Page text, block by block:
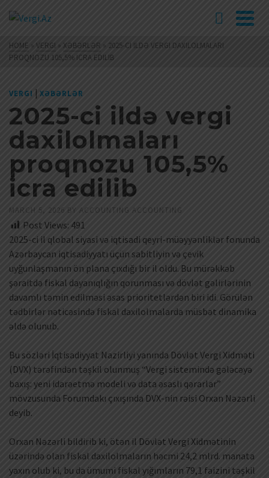
HOME » VERGI » XƏBƏRLƏR » 2025-CI ILDƏ VERGI DAXILOLMALARI
PROQNOZU 105,5% ICRA EDILIB
VERGI | XƏBƏRLƏR
2025-ci ildə vergi
daxilolmaları
proqnozu 105,5%
icra edilib
MARCH 5, 2026 BY ACCOUNTING ACCOUNTING
Post Views: 491
2025-ci il qlobal siyasi və iqtisadi qeyri-müəyyənliklər fonunda
Azərbaycan iqtisadiyyatı üçün sabitliyin və çevik
uyğunlaşmanın ön plana çıxdığı bir il oldu. Bu mürəkkəb
şəraitdə fiskal dayanıqlığın qorunması və dövlət gəlirlərinin
davamlı təmin edilməsi əsas prioritetlərdən biri idi. Görülən
tədbirlər nəticəsində fiskal daxilolmalarda müsbət dinamika
əldə olunub.
Bu sözləri İqtisadiyyat Nazirliyi yanında Dövlət Vergi Xidməti
(DVX) tərəfindən təşkil olunmuş “Vergi sistemində gələcəyə
baxış: yeni idarəetmə modeli və data əsaslı qərarlar”
mövzusunda Forumdakı çıxışında DVX-nin rəisi Orxan Nəzərli
deyib.
Orxan Nəzərli bildirib ki, ötən il Dövlət Vergi Xidmətinin
üzərində olan fiskal daxilolmaların həcmi 24,2 mlrd. manata
yaxın olub ki, bu da ümumi fiskal yığımların 79,1 faizini təşkil